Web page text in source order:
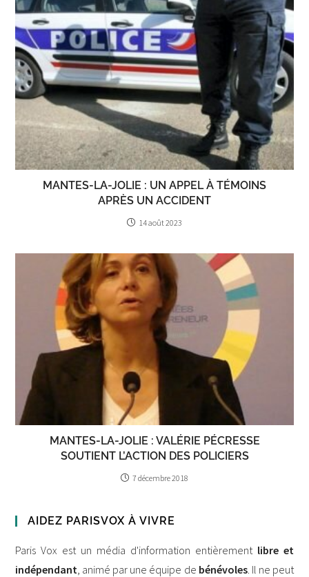
MANTES-LA-JOLIE : UN APPEL À TÉMOINS
APRÈS UN ACCIDENT
14 août 2023
MANTES-LA-JOLIE : VALÉRIE PÉCRESSE
SOUTIENT L’ACTION DES POLICIERS
7 décembre 2018
AIDEZ PARISVOX À VIVRE
Paris Vox est un média d'information entièrement libre et
indépendant, animé par une équipe de bénévoles. Il ne peut